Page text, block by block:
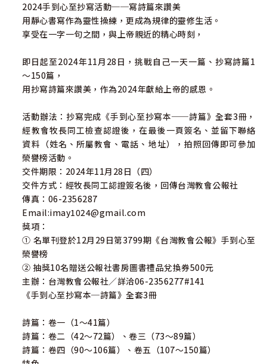
2024手到心至抄寫活動──寫詩篇來讚美
用靜心書寫作為靈性操練，更成為規律的靈修生活。
享受在一字一句之間，與上帝親近的精心時刻，
即日起至2024年11月28日，挑戰自己一天一篇、抄寫詩篇1
～150篇，
用抄寫詩篇來讚美，作為2024年獻給上帝的感恩。
活動辦法：抄寫完成《手到心至抄寫本──詩篇》全套3冊，
經教會牧長同工檢查認證後，在最後一頁簽名、並留下聯絡
資料（姓名、所屬教會、電話、地址），拍照回傳即可參加
榮譽榜活動。
交件期限：2024年11月28日（四）
交件方式：經牧長同工認證簽名後，回傳台灣教會公報社
傳真：06-2356287
Email:imay1024@gmail.com
獎項：
① 名單刊登於12月29日第3799期《台灣教會公報》手到心至
榮譽榜
② 抽獎10名贈送公報社書房圖書禮品兌換券500元
主辦：台灣教會公報社／詳洽06-2356277#141
《手到心至抄寫本─詩篇》全套3冊
詩篇：卷一（1～41篇）
詩篇：卷二（42～72篇）、卷三（73～89篇）
詩篇：卷四（90～106篇）、卷五（107～150篇）